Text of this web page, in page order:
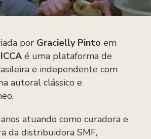
por Gracielly Pinto em
é uma plataforma de
e independente com
autoral clássico e
atuando como curadora e
da distribuidora SMF,